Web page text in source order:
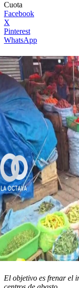
Cuota
Facebook
X
Pinterest
WhatsApp
El objetivo es frenar el